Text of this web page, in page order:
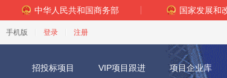
中华人民共和国商务部 国家发展和
手机版 登录 注册
招投标项目 VIP项目跟进 项目企业库